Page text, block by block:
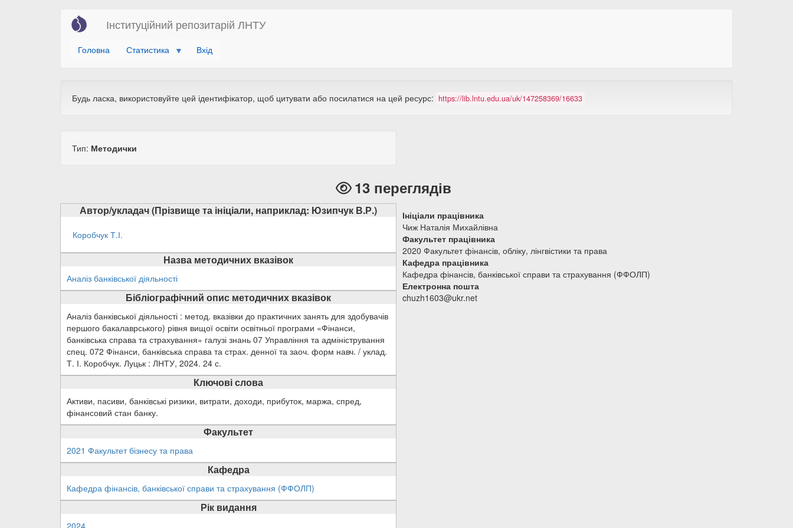
Інституційний репозитарій ЛНТУ
Головна Статистика Вхід
Будь ласка, використовуйте цей ідентифікатор, щоб цитувати або посилатися на цей ресурс: https://lib.lntu.edu.ua/uk/147258369/16633
Тип: Методички
13 переглядів
Автор/укладач (Прізвище та ініціали, наприклад: Юзипчук В.Р.)
Коробчук Т.І.
Назва методичних вказівок
Аналіз банківської діяльності
Бібліографічний опис методичних вказівок
Аналіз банківської діяльності : метод. вказівки до практичних занять для здобувачів
першого бакалаврського) рівня вищої освіти освітньої програми «Фінанси,
банківська справа та страхування» галузі знань 07 Управління та адміністрування
спец. 072 Фінанси, банківська справа та страх. денної та заоч. форм навч. / уклад.
Т. І. Коробчук. Луцьк : ЛНТУ, 2024. 24 с.
Ключові слова
Активи, пасиви, банківські ризики, витрати, доходи, прибуток, маржа, спред,
фінансовий стан банку.
Факультет
2021 Факультет бізнесу та права
Кафедра
Кафедра фінансів, банківської справи та страхування (ФФОЛП)
Рік видання
2024
Ініціали працівника
Чиж Наталія Михайлівна
Факультет працівника
2020 Факультет фінансів, обліку, лінгвістики та права
Кафедра працівника
Кафедра фінансів, банківської справи та страхування (ФФОЛП)
Електронна пошта
chuzh1603@ukr.net